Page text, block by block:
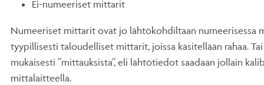
Ei-numeeriset mittarit
Numeeriset mittarit ovat jo lähtökohdiltaan numeerisessa
tyypillisesti taloudelliset mittarit, joissa käsitellään rahaa.
mukaisesti ”mittauksista”, eli lähtötiedot saadaan jollain
mittalaitteella.